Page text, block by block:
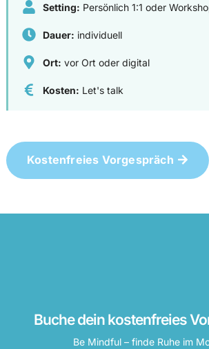
Setting: Persönlich 1:1 oder
Dauer: individuell
Ort: vor Ort oder digital
Kosten: Let's talk
Kostenfreies Vorgespräch
Buche dein kostenfreies
Be Mindful – finde Ruhe im